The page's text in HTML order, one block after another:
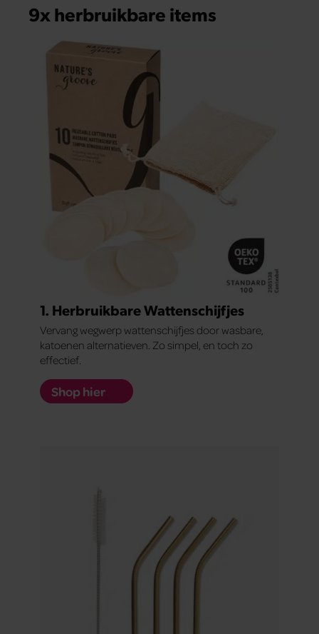
9x herbruikbare items
1. Herbruikbare Wattenschijfjes
Vervang wegwerp wattenschijfjes door wasbare,
katoenen alternatieven. Zo simpel, en toch zo
effectief.
Shop hier